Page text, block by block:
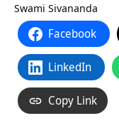
Swami Sivananda
Facebook
LinkedIn
Copy Link